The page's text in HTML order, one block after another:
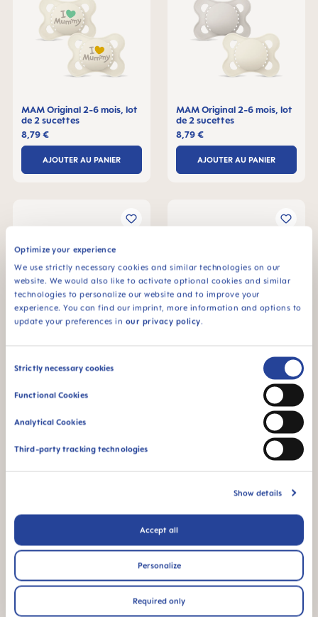
Optimize your experience
We use strictly necessary cookies and similar technologies on our
website. We would also like to activate optional cookies and similar
technologies to personalize our website and to improve your
experience. You can find our imprint, more information and options to
update your preferences in our privacy policy.
Consent
Strictly necessary cookies
Functional Cookies
Analytical Cookies
Third-party tracking technologies
Show details
Accept all
Personalize
Required only
MAM Original 2-6 mois, lot
de 2 sucettes
8,79 €
AJOUTER AU PANIER
MAM Original 2-6 mois, lot
de 2 sucettes
8,79 €
AJOUTER AU PANIER
MAM Original 6+ mois, lot
de 2 sucettes
8,79 €
MAM Naissance 0-2 mois,
AJOUTER AU PANIER